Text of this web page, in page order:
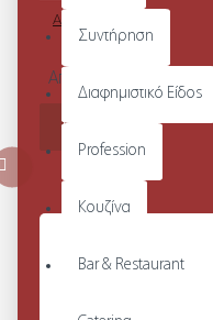
Συντήρηση
Διαφημιστικό Είδος
Profession
Κουζίνα
Bar & Restaurant
APRON WITH
SLIT
Από 24,80€
ΚΑΛΆΘΙ